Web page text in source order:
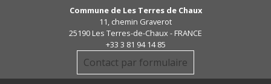
Commune de Les Terres de Chaux
11, chemin Graverot
25190 Les Terres-de-Chaux - FRANCE
+33 3 81 94 14 85
Contact par formulaire